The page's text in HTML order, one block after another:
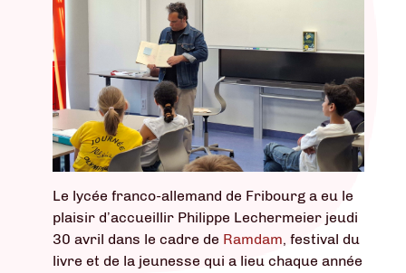
Le lycée franco-allemand de Fribourg a eu le
plaisir d’accueillir Philippe Lechermeier jeudi
30 avril dans le cadre de Ramdam, festival du
livre et de la jeunesse qui a lieu chaque année